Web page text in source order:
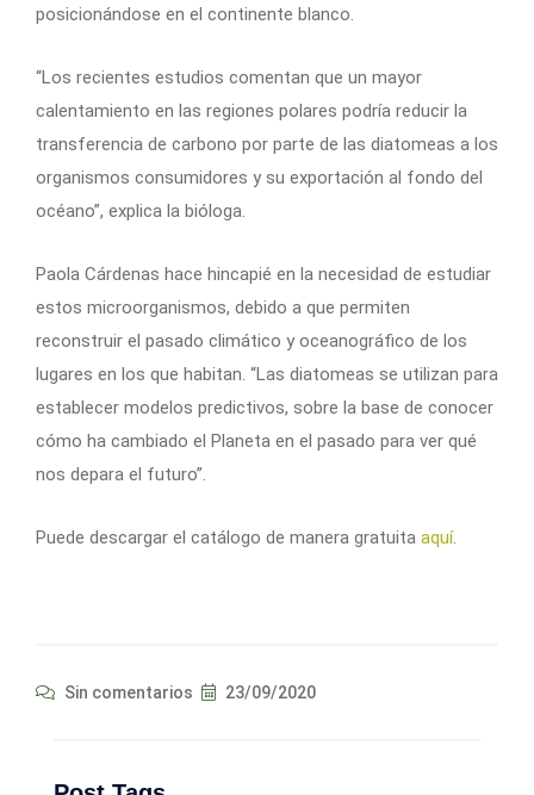
posicionándose en el continente blanco.
“Los recientes estudios comentan que un mayor
calentamiento en las regiones polares podría reducir la
transferencia de carbono por parte de las diatomeas a los
organismos consumidores y su exportación al fondo del
océano”, explica la bióloga.
Paola Cárdenas hace hincapié en la necesidad de estudiar
estos microorganismos, debido a que permiten
reconstruir el pasado climático y oceanográfico de los
lugares en los que habitan. “Las diatomeas se utilizan para
establecer modelos predictivos, sobre la base de conocer
cómo ha cambiado el Planeta en el pasado para ver qué
nos depara el futuro”.
Puede descargar el catálogo de manera gratuita aquí.
Sin comentarios 23/09/2020